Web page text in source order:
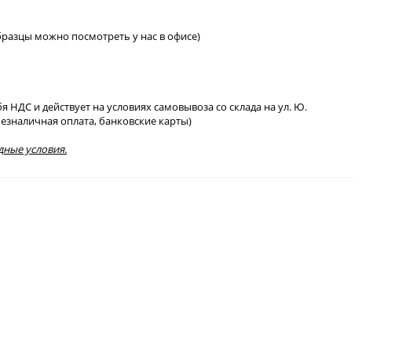
можно посмотреть у нас в офисе)
и действует на условиях самовывоза со склада на ул. Ю.
оплата, банковские карты)
условия.